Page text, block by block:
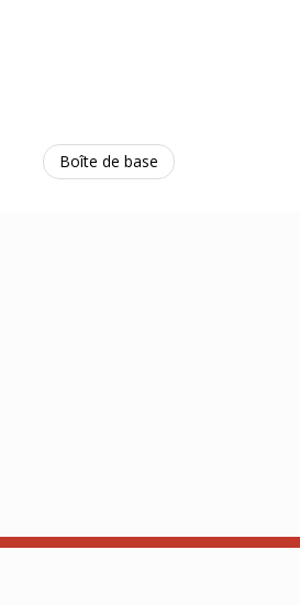
Boîte de base